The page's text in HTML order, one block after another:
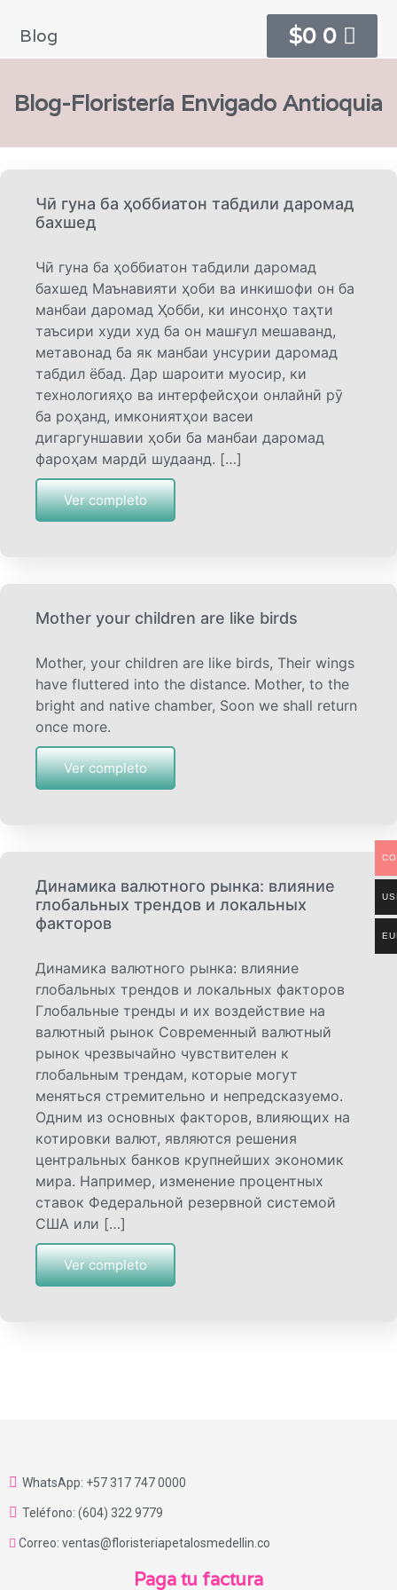
Blog $0 0
Blog-Floristería Envigado Antioquia
Чӣ гуна ба ҳоббиатон табдили даромад
бахшед
Чӣ гуна ба ҳоббиатон табдили даромад
бахшед Маънавияти ҳоби ва инкишофи он ба
манбаи даромад Ҳобби, ки инсонҳо таҳти
таъсири худи худ ба он машғул мешаванд,
метавонад ба як манбаи унсурии даромад
табдил ёбад. Дар шароити муосир, ки
технологияҳо ва интерфейсҳои онлайнӣ рӯ
ба роҳанд, имкониятҳои васеи
дигаргуншавии ҳоби ба манбаи даромад
фароҳам мардӣ шудаанд. […]
Ver completo
Mother your children are like birds
Mother, your children are like birds, Their wings
have fluttered into the distance. Mother, to the
bright and native chamber, Soon we shall return
once more.
Ver completo
Динамика валютного рынка: влияние
глобальных трендов и локальных
факторов
Динамика валютного рынка: влияние
глобальных трендов и локальных факторов
Глобальные тренды и их воздействие на
валютный рынок Современный валютный
рынок чрезвычайно чувствителен к
глобальным трендам, которые могут
меняться стремительно и непредсказуемо.
Одним из основных факторов, влияющих на
котировки валют, являются решения
центральных банков крупнейших экономик
мира. Например, изменение процентных
ставок Федеральной резервной системой
США или […]
Ver completo
WhatsApp: +57 317 747 0000
Teléfono: (604) 322 9779
Correo: ventas@floristeriapetalosmedellin.co
Paga tu factura